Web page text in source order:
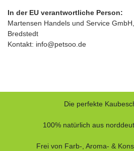
In der EU verantwortliche Person:
Martensen Handels und Service
Bredstedt
Kontakt: info@petsoo.de
Die perfekte
100% natürlich aus
Frei von Farb-, Aroma- &